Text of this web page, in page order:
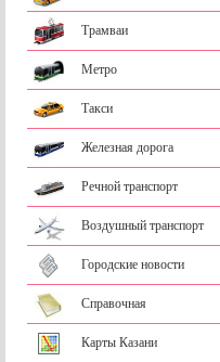
Трамваи
Метро
Такси
Железная дорога
Речной транспорт
Воздушный транспорт
Городские новости
Справочная
Карты Казани